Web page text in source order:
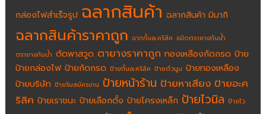
กล่องไฟสำเร็จรูป ฉลากสินค้า ฉลากสินค้า มิมากิ
ฉลากสินค้าราคาถูก ฉากกั้นอะคริลิค ชนิดตรายางกันน้ำ
ตรายางกันน้ำ ตัดพาสวูด ตายางราคาถูก ทองเหลืองกัดกรด ป้าย
ป้ายกล่องไฟ ป้ายกัดกรด ป้ายกั้นอะคริลิค ป้ายตัวนูน ป้ายทองเหลือง
ป้ายบริษัท ป้ายรับสมัครงาน ป้ายหน้าร้าน ป้ายหาเสียง ป้ายอะค
ริลิค ป้ายเราชนะ ป้ายเลือกตั้ง ป้ายโครงเหล็ก ป้ายไวนิล ป้ายไว